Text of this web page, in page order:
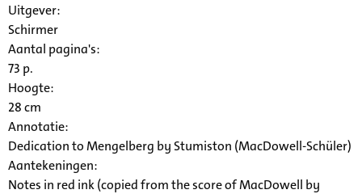
Uitgever:
Schirmer
Aantal pagina's:
73 p.
Hoogte:
28 cm
Annotatie:
Dedication to Mengelberg by Stumiston (MacDowell-Schüler)
Aantekeningen:
Notes in red ink (copied from the score of MacDowell by